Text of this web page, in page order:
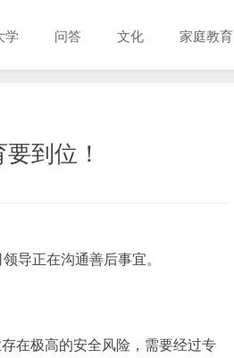
学 问答 文化 家庭教育
到位！
导正在沟通善后事宜。
在极高的安全风险，需要经过专